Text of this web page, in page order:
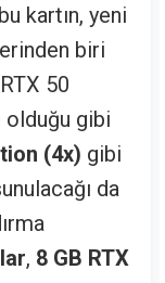
kartın, yeni
biri
50
gibi
(4x) gibi
da
, 8 GB RTX